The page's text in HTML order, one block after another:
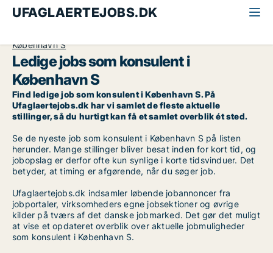
UFAGLAERTEJOBS.DK
København S
Ledige jobs som konsulent i
København S
Find ledige job som konsulent i København S. På
Ufaglaertejobs.dk har vi samlet de fleste aktuelle
stillinger, så du hurtigt kan få et samlet overblik ét sted.
Se de nyeste job som konsulent i København S på listen
herunder. Mange stillinger bliver besat inden for kort tid, og
jobopslag er derfor ofte kun synlige i korte tidsvinduer. Det
betyder, at timing er afgørende, når du søger job.
Ufaglaertejobs.dk indsamler løbende jobannoncer fra
jobportaler, virksomheders egne jobsektioner og øvrige
kilder på tværs af det danske jobmarked. Det gør det muligt
at vise et opdateret overblik over aktuelle jobmuligheder
som konsulent i København S.